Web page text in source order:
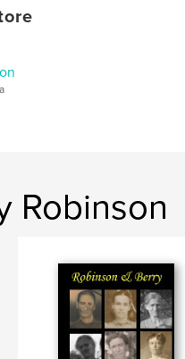
Robinson